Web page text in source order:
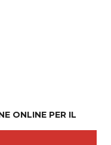
ONLINE PER IL